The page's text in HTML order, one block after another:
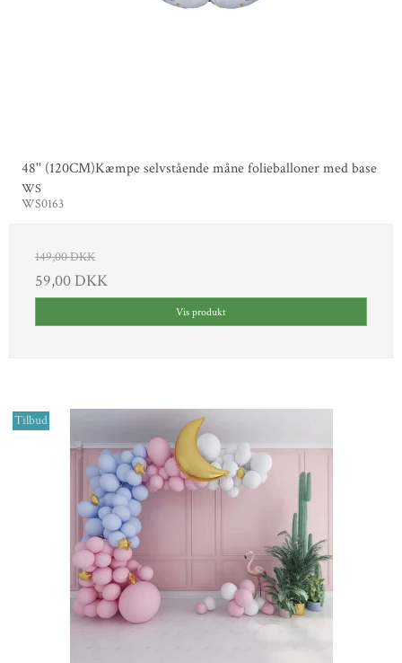
48'' (120CM)Kæmpe selvstående måne folieballoner med base
WS
WS0163
149,00 DKK
59,00 DKK
Vis produkt
Tilbud